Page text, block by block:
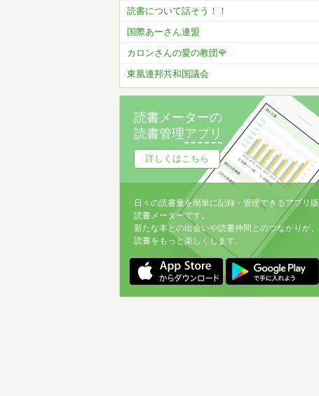
読書について話そう！！
国際あーさん連盟
カロンさんの愛の教団🌹
東凰連邦共和国議会
読書メーターの
読書管理アプリ
詳しくはこちら
日々の読書量を簡単に記録・管理できるアプリ版
読書メーターです。
新たな本との出会いや読書仲間とのつながりが、
読書をもっと楽しくします。